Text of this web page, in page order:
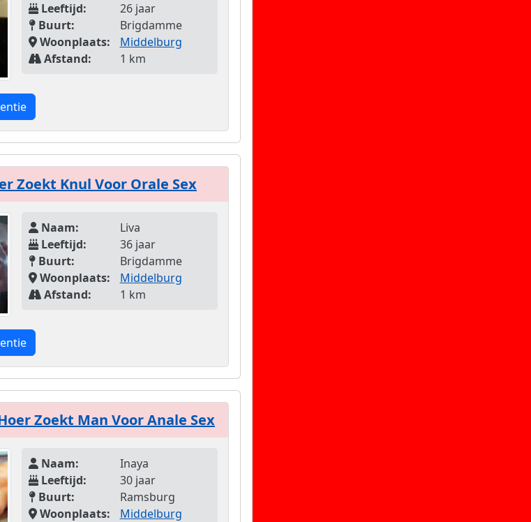
Leeftijd:
26 jaar
Buurt:
Brigdamme
Woonplaats:
Middelburg
Afstand:
1 km
Zoekt Knul Voor Orale Sex
Naam:
Liva
Leeftijd:
36 jaar
Buurt:
Brigdamme
Woonplaats:
Middelburg
Afstand:
1 km
Zoekt Man Voor Anale Sex
Naam:
Inaya
Leeftijd:
30 jaar
Buurt:
Ramsburg
Woonplaats:
Middelburg